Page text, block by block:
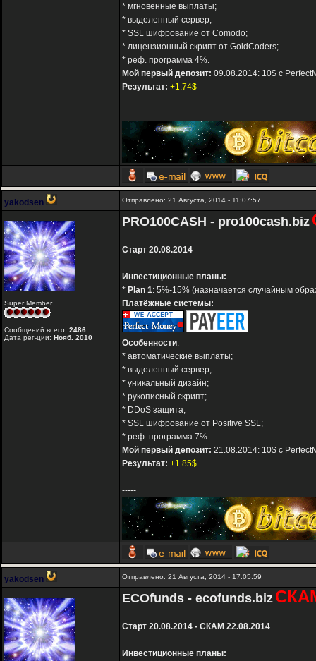
* мгновенные выплаты;
* выделенный сервер;
* SSL шифрование от Comodo;
* лицензионный скрипт от GoldCoders;
* реф. программа 4%.
Мой первый депозит: 09.08.2014: 10$ с
Результат: +1.74$
-----
yakodsen Отправлено: 21 Августа, 2014 - 11:07:57
Super Member
Сообщений всего: 2486
Дата рег-ции: Нояб. 2010
PRO100CASH - pro100cash.biz
Старт 20.08.2014
Инвестиционные планы:
* Plan 1: 5%-15% (назначается случайным
Платёжные системы:
Особенности:
* автоматические выплаты;
* выделенный сервер;
* уникальный дизайн;
* рукописный скрипт;
* DDoS защита;
* SSL шифрование от Positive SSL;
* реф. программа 7%.
Мой первый депозит: 21.08.2014: 10$ с
Результат: +1.85$
-----
yakodsen Отправлено: 21 Августа, 2014 - 17:05:59
ECOfunds - ecofunds.biz
Старт 20.08.2014 - СКАМ 22.08.2014
Инвестиционные планы: